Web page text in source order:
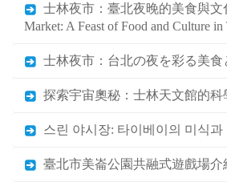
士林夜市：臺北夜晚的美食與文
Market: A Feast of Food and Culture in
士林夜市：台北の夜を彩る美食
探索宇宙奧秘：士林天文館的科
스린 야시장: 타이베이의 미식과
臺北市美崙公園共融式遊戲場介